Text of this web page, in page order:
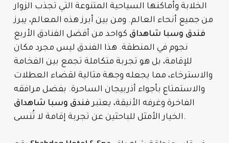
الخلابة وأماكنها السياحية المتنوعة التي تجذب الزوار
من جميع أنحاء العالم. ومن بين أبرز هذه المعالم، يبرز
فندق وسبا شاهداق كواحد من أفضل الفنادق الأربع
نجوم في المنطقة. هذا الفندق ليس مجرد مكان
للإقامة، بل هو تجربة متكاملة تجمع بين الفخامة
والاسترخاء، مما يجعله وجهة مثالية لقضاء العطلات
والاستمتاع بأجواء أذربيجان الساحرة. بفضل مرافقه
الفاخرة وغرفه الأنيقة، يعتبرفندق وسبا شاهداق
الخيار الأمثل للباحثين عن تجربة إقامة لا تُنسى.